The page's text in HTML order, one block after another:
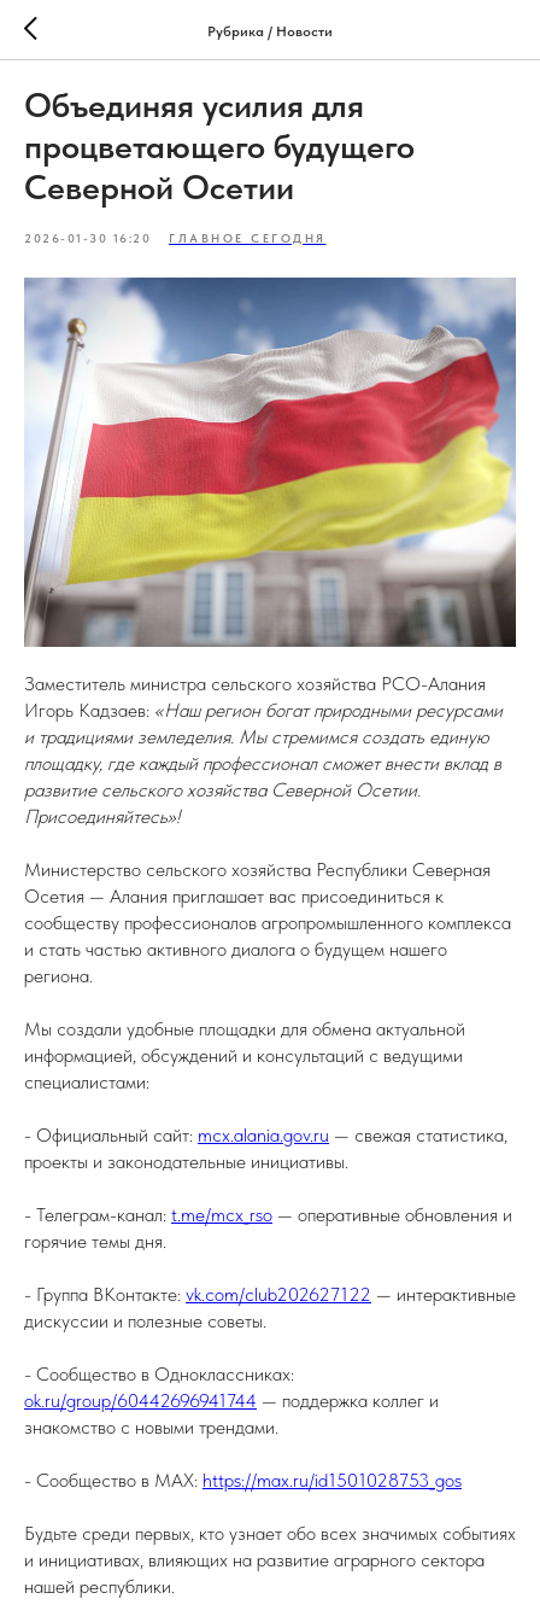
Рубрика / Новости
Объединяя усилия для
процветающего будущего
Северной Осетии
2026-01-30 16:20 ГЛАВНОЕ СЕГОДНЯ
Заместитель министра сельского хозяйства РСО-Алания
Игорь Кадзаев: «Наш регион богат природными ресурсами
и традициями земледелия. Мы стремимся создать единую
площадку, где каждый профессионал сможет внести вклад в
развитие сельского хозяйства Северной Осетии.
Присоединяйтесь»!
Министерство сельского хозяйства Республики Северная
Осетия — Алания приглашает вас присоединиться к
сообществу профессионалов агропромышленного комплекса
и стать частью активного диалога о будущем нашего
региона.
Мы создали удобные площадки для обмена актуальной
информацией, обсуждений и консультаций с ведущими
специалистами:
- Официальный сайт: mcx.alania.gov.ru — свежая статистика,
проекты и законодательные инициативы.
- Телеграм-канал: t.me/mcx_rso — оперативные обновления и
горячие темы дня.
- Группа ВКонтакте: vk.com/club202627122 — интерактивные
дискуссии и полезные советы.
- Сообщество в Одноклассниках:
ok.ru/group/60442696941744 — поддержка коллег и
знакомство с новыми трендами.
- Сообщество в MAX: https://max.ru/id1501028753_gos
Будьте среди первых, кто узнает обо всех значимых событиях
и инициативах, влияющих на развитие аграрного сектора
нашей республики.